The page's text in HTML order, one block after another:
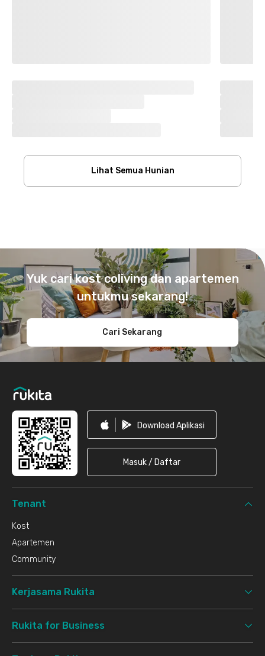
Lihat Semua Hunian
Yuk cari kost coliving dan apartemen
untukmu sekarang!
Cari Sekarang
Download Aplikasi
Masuk / Daftar
Tenant
Kost
Apartemen
Community
Kerjasama Rukita
Rukita for Business